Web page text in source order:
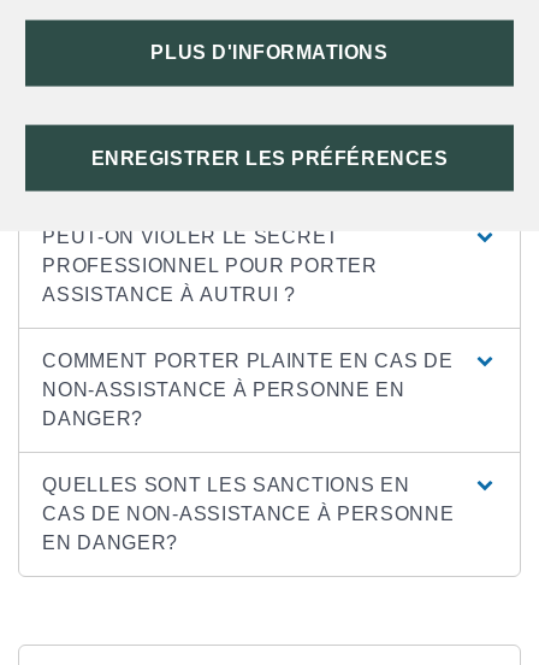
PLUS D'INFORMATIONS
ENREGISTRER LES PRÉFÉRENCES
sur le plan civil.
En cas de condamnation au niveau pénal, la victime peut obtenir
une indemnisation.
TOUT REPLIER TOUT DÉPLIER
PEUT-ON VIOLER LE SECRET
PROFESSIONNEL POUR PORTER
ASSISTANCE À AUTRUI ?
COMMENT PORTER PLAINTE EN CAS DE
NON-ASSISTANCE À PERSONNE EN
DANGER?
QUELLES SONT LES SANCTIONS EN
CAS DE NON-ASSISTANCE À PERSONNE
EN DANGER?